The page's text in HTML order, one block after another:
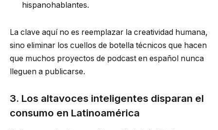
hispanohablantes.
La clave aquí no es reemplazar la creatividad humana,
sino eliminar los cuellos de botella técnicos que hacen
que muchos proyectos de podcast en español nunca
lleguen a publicarse.
3. Los altavoces inteligentes disparan el
consumo en Latinoamérica